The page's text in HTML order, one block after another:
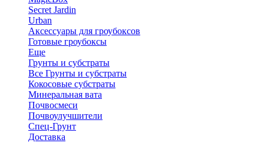
Secret Jardin
Urban
Аксессуары для гроубоксов
Готовые гроубоксы
Еще
Грунты и субстраты
Все Грунты и субстраты
Кокосовые субстраты
Минеральная вата
Почвосмеси
Почвоулучшители
Спец-Грунт
Доставка